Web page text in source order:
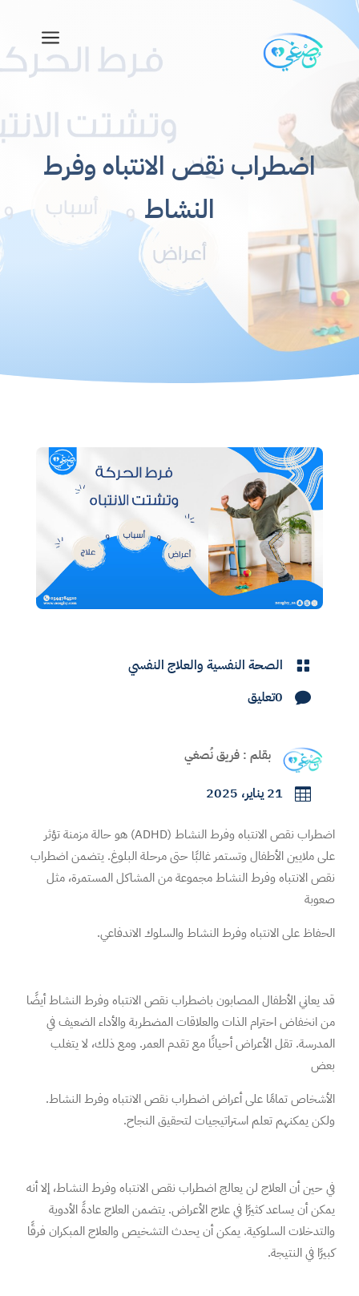
a
اضطراب نقص الانتباه وفرط
النشاط
 الصحة النفسية والعلاج النفسي
 0تعليق
بقلم : فريق نُصغي
 21 يناير، 2025
اضطراب نقص الانتباه وفرط النشاط (ADHD) هو حالة مزمنة تؤثر
على ملايين الأطفال وتستمر غالبًا حتى مرحلة البلوغ. يتضمن اضطراب
نقص الانتباه وفرط النشاط مجموعة من المشاكل المستمرة، مثل
صعوبة
الحفاظ على الانتباه وفرط النشاط والسلوك الاندفاعي.
قد يعاني الأطفال المصابون باضطراب نقص الانتباه وفرط النشاط أيضًا
من انخفاض احترام الذات والعلاقات المضطربة والأداء الضعيف في
المدرسة. تقل الأعراض أحيانًا مع تقدم العمر. ومع ذلك، لا يتغلب
بعض
الأشخاص تمامًا على أعراض اضطراب نقص الانتباه وفرط النشاط.
ولكن يمكنهم تعلم استراتيجيات لتحقيق النجاح.
في حين أن العلاج لن يعالج اضطراب نقص الانتباه وفرط النشاط، إلا أنه
يمكن أن يساعد كثيرًا في علاج الأعراض. ​​يتضمن العلاج عادةً الأدوية
والتدخلات السلوكية. يمكن أن يحدث التشخيص والعلاج المبكران فرقًا
كبيرًا في النتيجة.